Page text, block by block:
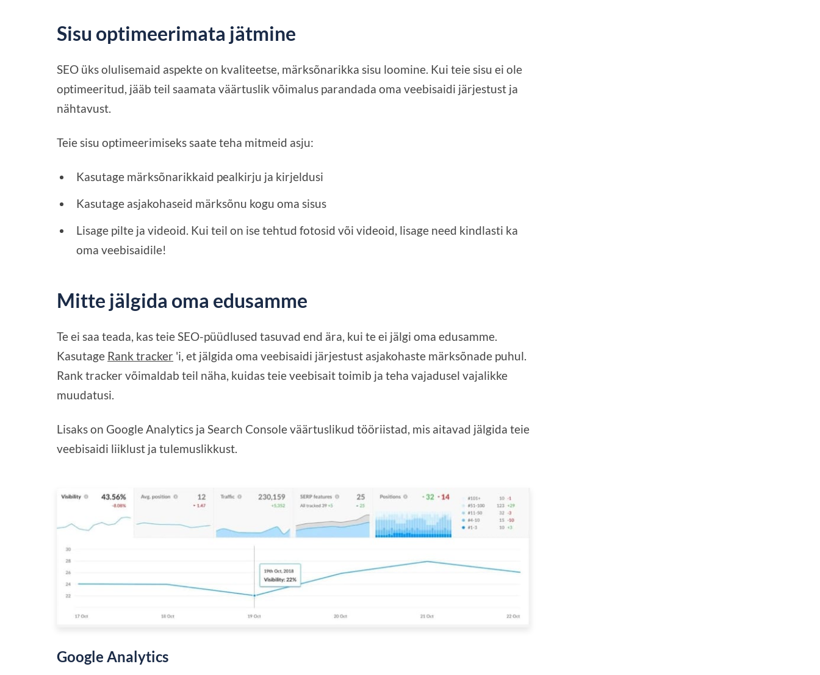
Sisu optimeerimata jätmine
SEO üks olulisemaid aspekte on kvaliteetse, märksõnarikka sisu loomine. Kui teie sisu ei ole
optimeeritud, jääb teil saamata väärtuslik võimalus parandada oma veebisaidi järjestust ja
nähtavust.
Teie sisu optimeerimiseks saate teha mitmeid asju:
Kasutage märksõnarikkaid pealkirju ja kirjeldusi
Kasutage asjakohaseid märksõnu kogu oma sisus
Lisage pilte ja videoid. Kui teil on ise tehtud fotosid või videoid, lisage need kindlasti ka
oma veebisaidile!
Mitte jälgida oma edusamme
Te ei saa teada, kas teie SEO-püüdlused tasuvad end ära, kui te ei jälgi oma edusamme.
Kasutage Rank tracker 'i, et jälgida oma veebisaidi järjestust asjakohaste märksõnade puhul.
Rank tracker võimaldab teil näha, kuidas teie veebisait toimib ja teha vajadusel vajalikke
muudatusi.
Lisaks on Google Analytics ja Search Console väärtuslikud tööriistad, mis aitavad jälgida teie
veebisaidi liiklust ja tulemuslikkust.
Google Analytics